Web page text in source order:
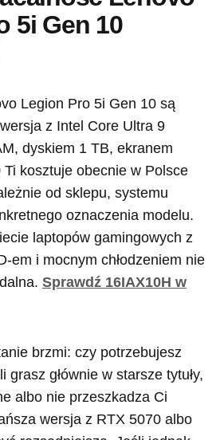
5i Gen 10
Legion Pro 5i Gen 10 są
z Intel Core Ultra 9
dyskiem 1 TB, ekranem
kosztuje obecnie w Polsce
od sklepu, systemu
oznaczenia modelu.
laptopów gamingowych z
em i mocnym chłodzeniem nie
Sprawdź 16IAX10H w
brzmi: czy potrzebujesz
grasz głównie w starsze tytuły,
albo nie przeszkadza Ci
wersja z RTX 5070 albo